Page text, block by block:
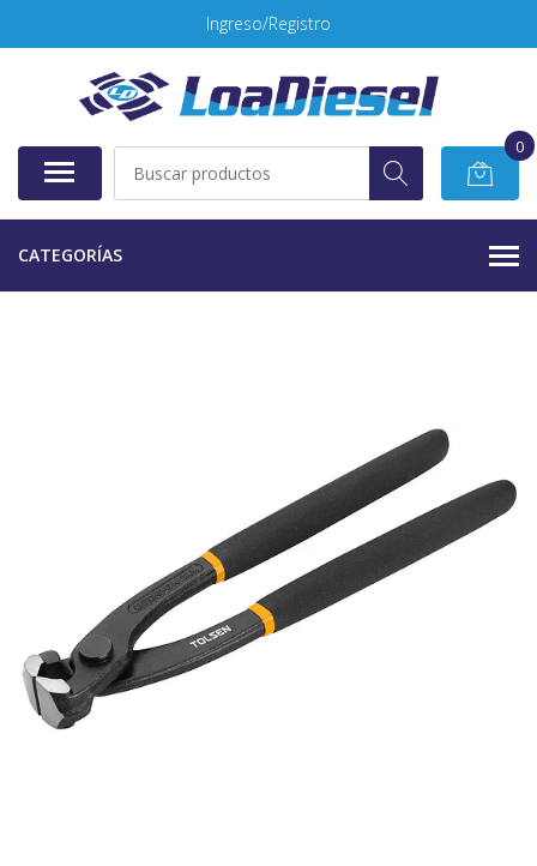
Ingreso/Registro
0
CATEGORÍAS